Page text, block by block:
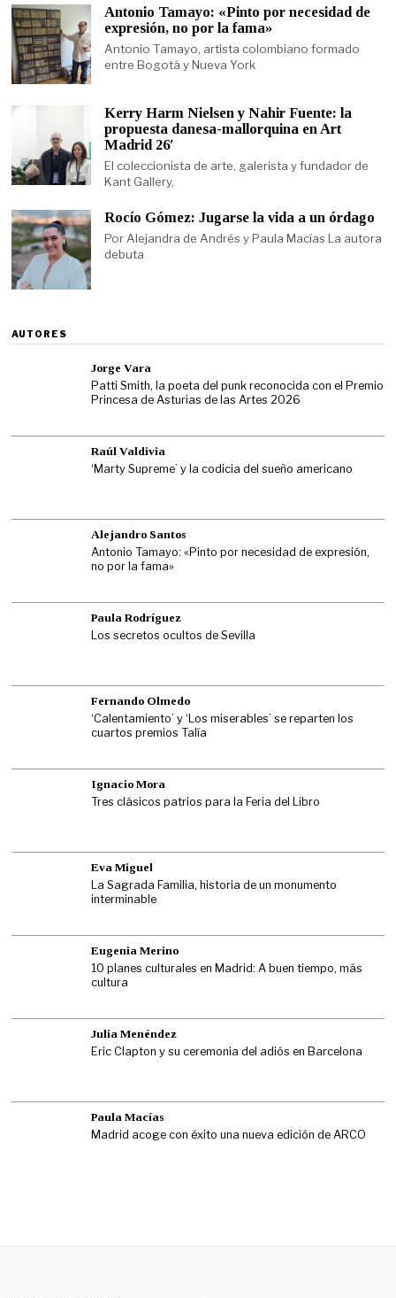
Antonio Tamayo: «Pinto por necesidad de
expresión, no por la fama»
Antonio Tamayo, artista colombiano formado
entre Bogotá y Nueva York
Kerry Harm Nielsen y Nahir Fuente: la
propuesta danesa-mallorquina en Art
Madrid 26′
El coleccionista de arte, galerista y fundador de
Kant Gallery,
Rocío Gómez: Jugarse la vida a un órdago
Por Alejandra de Andrés y Paula Macías La autora
debuta
AUTORES
Jorge Vara
Patti Smith, la poeta del punk reconocida con el Premio
Princesa de Asturias de las Artes 2026
Raúl Valdivia
‘Marty Supreme’ y la codicia del sueño americano
Alejandro Santos
Antonio Tamayo: «Pinto por necesidad de expresión,
no por la fama»
Paula Rodríguez
Los secretos ocultos de Sevilla
Fernando Olmedo
‘Calentamiento’ y ‘Los miserables’ se reparten los
cuartos premios Talía
Ignacio Mora
Tres clásicos patrios para la Feria del Libro
Eva Miguel
La Sagrada Familia, historia de un monumento
interminable
Eugenia Merino
10 planes culturales en Madrid: A buen tiempo, más
cultura
Julia Menéndez
Eric Clapton y su ceremonia del adiós en Barcelona
Paula Macías
Madrid acoge con éxito una nueva edición de ARCO